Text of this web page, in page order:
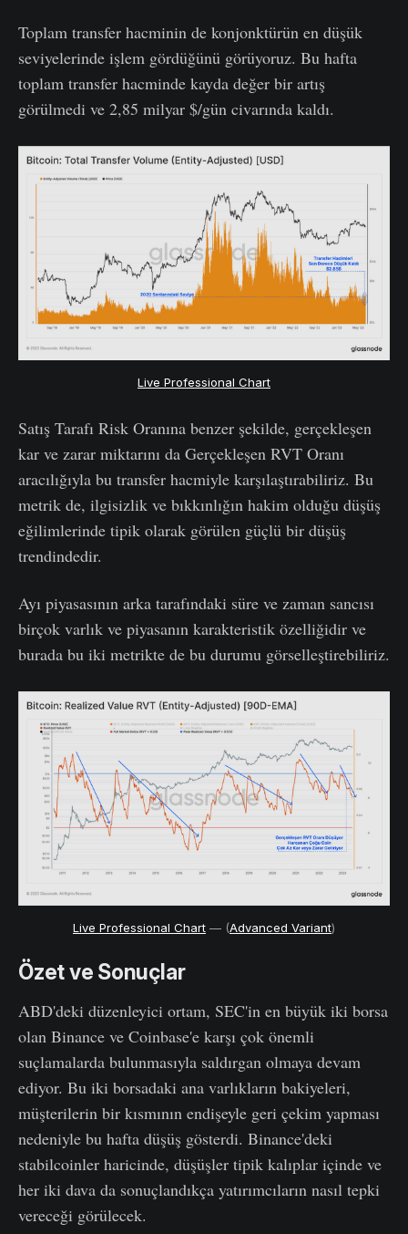
Toplam transfer hacminin de konjonktürün en düşük
seviyelerinde işlem gördüğünü görüyoruz. Bu hafta
toplam transfer hacminde kayda değer bir artış
görülmedi ve 2,85 milyar $/gün civarında kaldı.
Live Professional Chart
Satış Tarafı Risk Oranına benzer şekilde, gerçekleşen
kar ve zarar miktarını da Gerçekleşen RVT Oranı
aracılığıyla bu transfer hacmiyle karşılaştırabiliriz. Bu
metrik de, ilgisizlik ve bıkkınlığın hakim olduğu düşüş
eğilimlerinde tipik olarak görülen güçlü bir düşüş
trendindedir.
Ayı piyasasının arka tarafındaki süre ve zaman sancısı
birçok varlık ve piyasanın karakteristik özelliğidir ve
burada bu iki metrikte de bu durumu görselleştirebiliriz.
Live Professional Chart — (Advanced Variant)
Özet ve Sonuçlar
ABD'deki düzenleyici ortam, SEC'in en büyük iki borsa
olan Binance ve Coinbase'e karşı çok önemli
suçlamalarda bulunmasıyla saldırgan olmaya devam
ediyor. Bu iki borsadaki ana varlıkların bakiyeleri,
müşterilerin bir kısmının endişeyle geri çekim yapması
nedeniyle bu hafta düşüş gösterdi. Binance'deki
stabilcoinler haricinde, düşüşler tipik kalıplar içinde ve
her iki dava da sonuçlandıkça yatırımcıların nasıl tepki
vereceği görülecek.